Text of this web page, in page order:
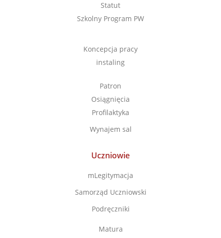
Statut
Szkolny Program PW
Koncepcja pracy
instaling
Patron
Osiągnięcia
Profilaktyka
Wynajem sal
Uczniowie
mLegitymacja
Samorząd Uczniowski
Podręczniki
Matura